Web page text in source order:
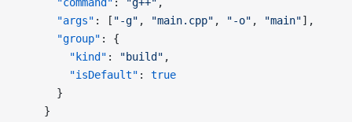
      "args"
: [ "-g" , "main.cpp" , "-o" , "main"],
      "group"
: {
        "kind"
: "build" ,
        "isDefault"
: true
      }
    }